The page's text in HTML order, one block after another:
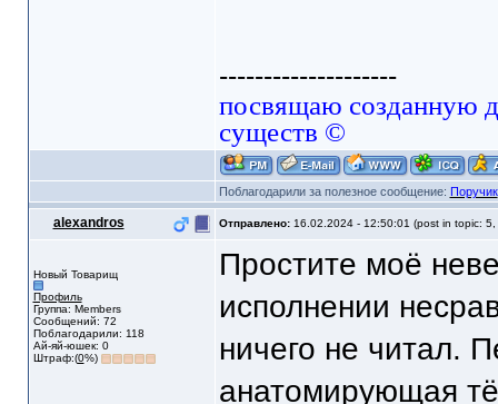
--------------------
посвящаю созданную
существ ©
Поблагодарили за полезное сообщение: Поручик
alexandros Отправлено: 16.02.2024 - 12:50:01 (post in topic: 5,
Новый Товарищ
Профиль
Группа: Members
Сообщений: 72
Поблагодарили: 118
Ай-яй-юшек: 0
Штраф:(0%)
Простите моё
исполнении
ничего не читал.
анатомирующая